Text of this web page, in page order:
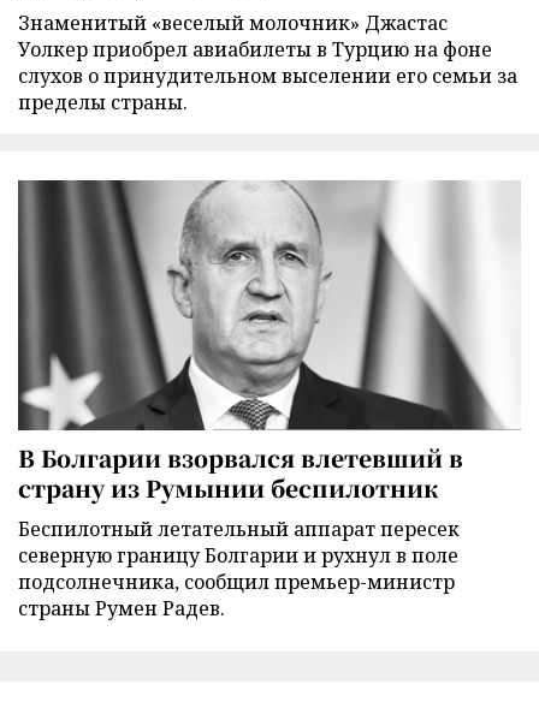
Знаменитый «веселый молочник» Джастас
Уолкер приобрел авиабилеты в Турцию на фоне
слухов о принудительном выселении его семьи за
пределы страны.
В Болгарии взорвался влетевший в
страну из Румынии беспилотник
Беспилотный летательный аппарат пересек
северную границу Болгарии и рухнул в поле
подсолнечника, сообщил премьер-министр
страны Румен Радев.